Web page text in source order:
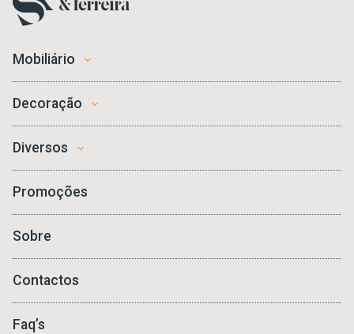
Mobiliário
Decoração
Diversos
Promoções
Sobre
Contactos
Faq’s